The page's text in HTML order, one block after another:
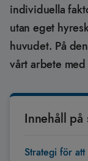
individuella
utan eget
huvudet. På
vårt arbete
Innehåll på
Strategi för